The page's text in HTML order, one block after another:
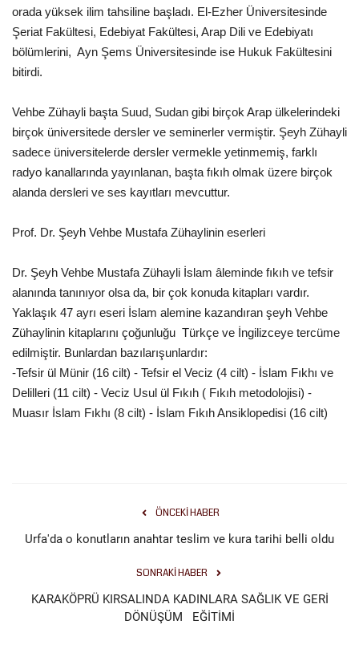
orada yüksek ilim tahsiline başladı. El-Ezher Üniversitesinde
Şeriat Fakültesi, Edebiyat Fakültesi, Arap Dili ve Edebiyatı
bölümlerini, Ayn Şems Üniversitesinde ise Hukuk Fakültesini
bitirdi.
Vehbe Zühayli başta Suud, Sudan gibi birçok Arap ülkelerindeki
birçok üniversitede dersler ve seminerler vermiştir. Şeyh Zühayli
sadece üniversitelerde dersler vermekle yetinmemiş, farklı
radyo kanallarında yayınlanan, başta fıkıh olmak üzere birçok
alanda dersleri ve ses kayıtları mevcuttur.
Prof. Dr. Şeyh Vehbe Mustafa Zühaylinin eserleri
Dr. Şeyh Vehbe Mustafa Zühayli İslam âleminde fıkıh ve tefsir
alanında tanınıyor olsa da, bir çok konuda kitapları vardır.
Yaklaşık 47 ayrı eseri İslam alemine kazandıran şeyh Vehbe
Zühaylinin kitaplarını çoğunluğu Türkçe ve İngilizceye tercüme
edilmiştir. Bunlardan bazılarışunlardır:
-Tefsir ül Münir (16 cilt) - Tefsir el Veciz (4 cilt) - İslam Fıkhı ve
Delilleri (11 cilt) - Veciz Usul ül Fıkıh ( Fıkıh metodolojisi) -
Muasır İslam Fıkhı (8 cilt) - İslam Fıkıh Ansiklopedisi (16 cilt)
ÖNCEKI HABER
Urfa'da o konutların anahtar teslim ve kura tarihi belli oldu
SONRAKI HABER
KARAKÖPRÜ KIRSALINDA KADINLARA SAĞLIK VE GERİ
DÖNÜŞÜM EĞİTİMİ